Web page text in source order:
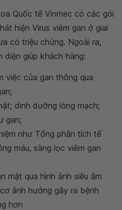
Quốc tế Vinmec có các gói
hiện Virus viêm gan ở giai
có triệu chứng. Ngoài ra,
diện giúp khách hàng:
việc của gan thông qua
dinh dưỡng lòng mạch;
gan;
như Tổng phân tích tế
máu, sàng lọc viêm gan
mật qua hình ảnh siêu âm
ảnh hưởng gây ra bệnh
hơn